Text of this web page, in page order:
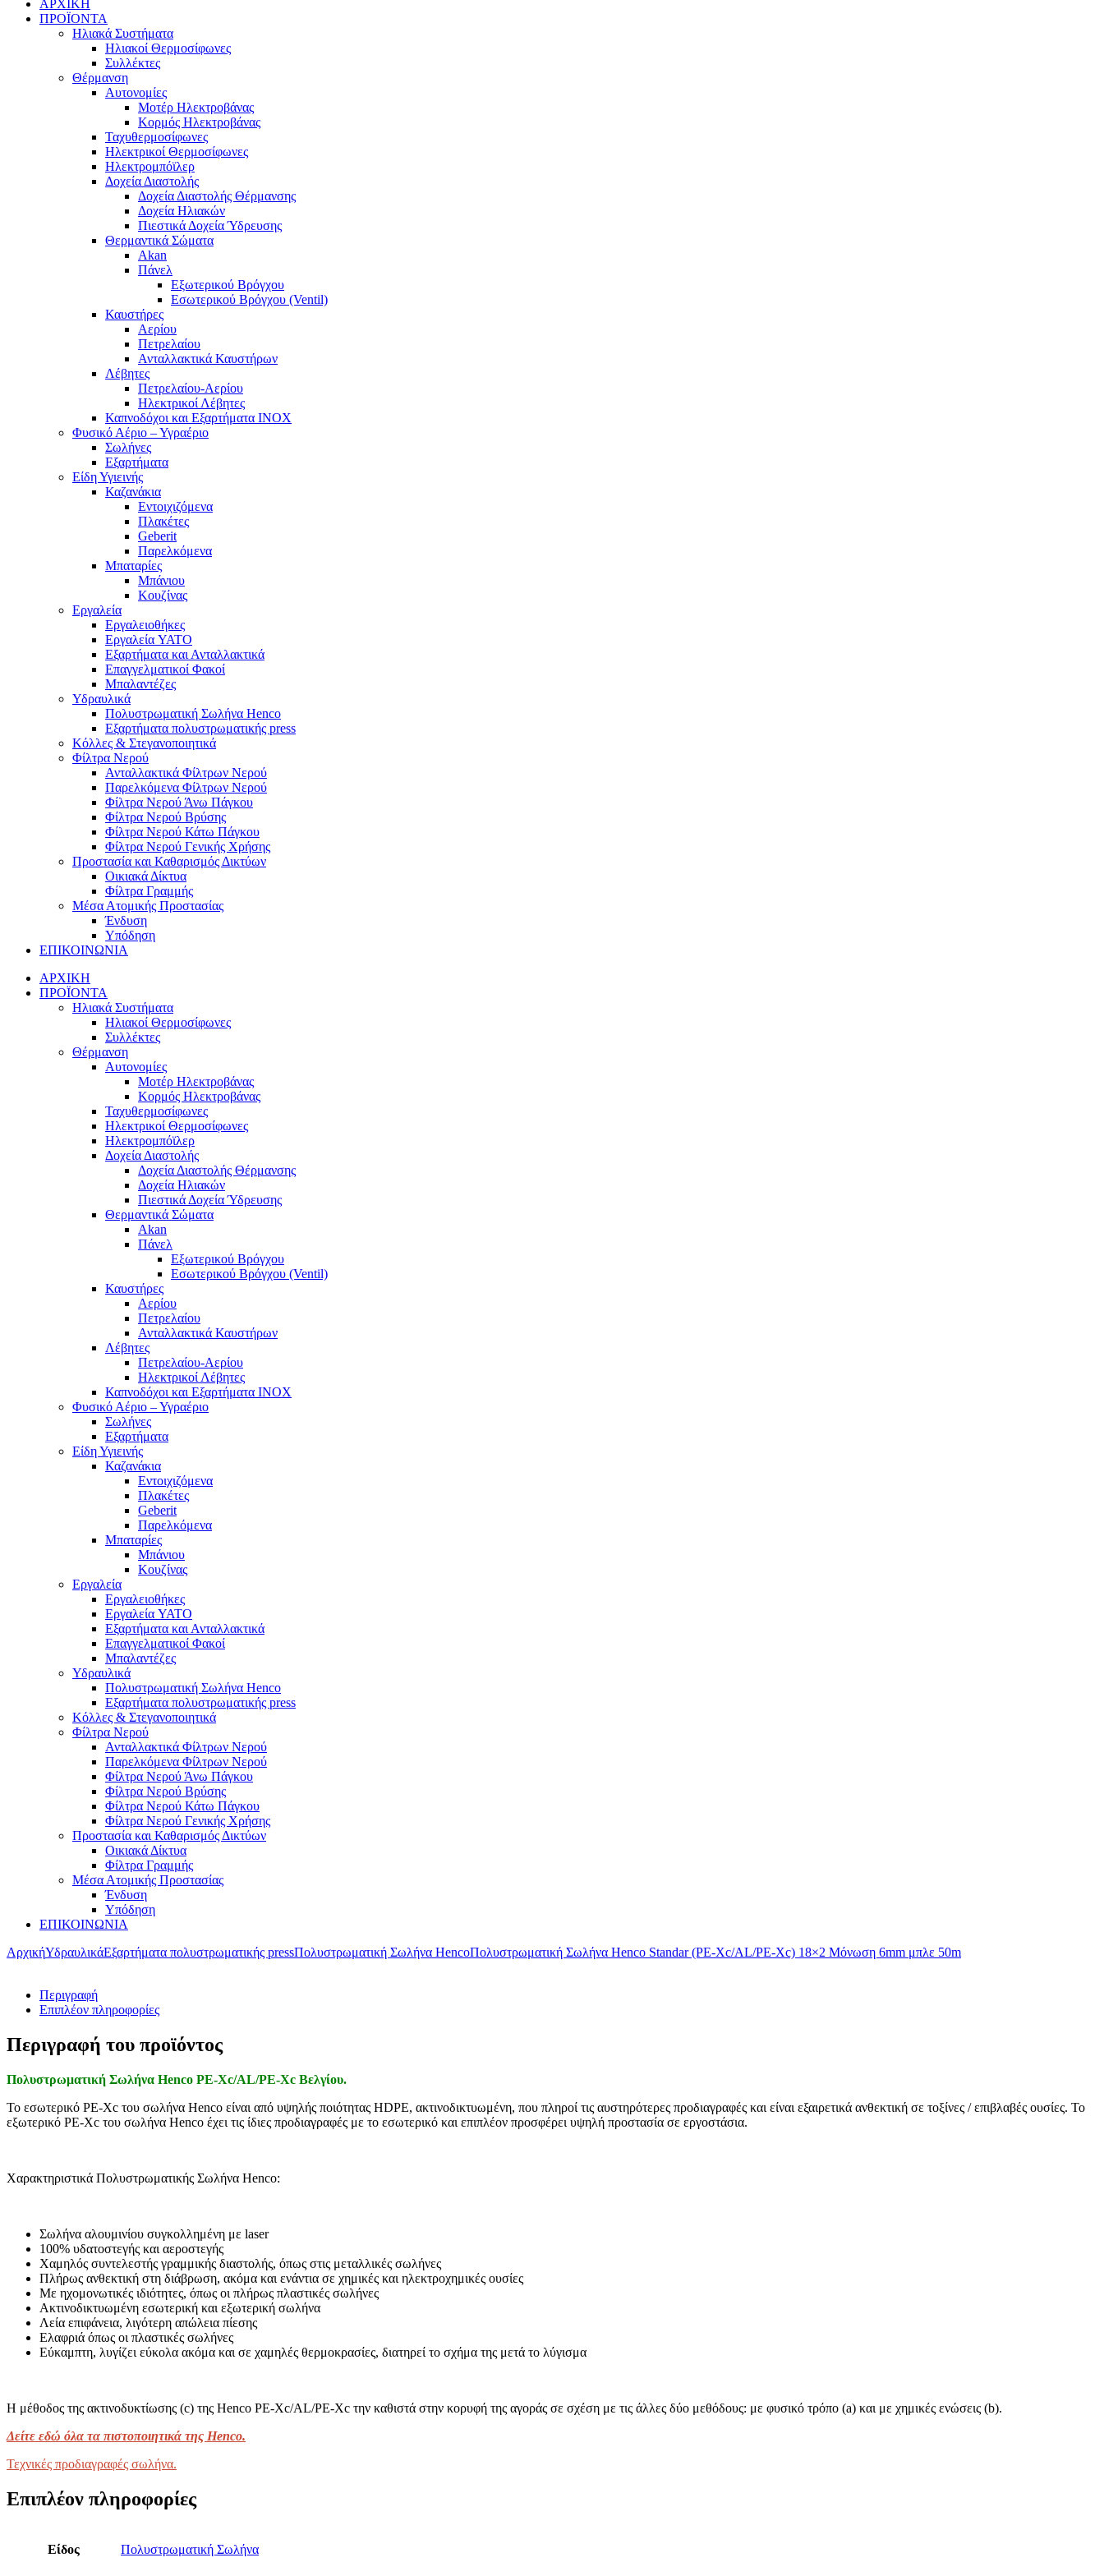
ΑΡΧΙΚΗ
ΠΡΟΪΟΝΤΑ
Ηλιακά Συστήματα
Ηλιακοί Θερμοσίφωνες
Συλλέκτες
Θέρμανση
Αυτονομίες
Μοτέρ Ηλεκτροβάνας
Κορμός Ηλεκτροβάνας
Ταχυθερμοσίφωνες
Ηλεκτρικοί Θερμοσίφωνες
Ηλεκτρομπόϊλερ
Δοχεία Διαστολής
Δοχεία Διαστολής Θέρμανσης
Δοχεία Ηλιακών
Πιεστικά Δοχεία Ύδρευσης
Θερμαντικά Σώματα
Akan
Πάνελ
Εξωτερικού Βρόγχου
Εσωτερικού Βρόγχου (Ventil)
Καυστήρες
Αερίου
Πετρελαίου
Ανταλλακτικά Καυστήρων
Λέβητες
Πετρελαίου-Αερίου
Ηλεκτρικοί Λέβητες
Καπνοδόχοι και Εξαρτήματα ΙΝΟΧ
Φυσικό Αέριο – Υγραέριο
Σωλήνες
Εξαρτήματα
Είδη Υγιεινής
Καζανάκια
Εντοιχιζόμενα
Πλακέτες
Geberit
Παρελκόμενα
Μπαταρίες
Μπάνιου
Κουζίνας
Εργαλεία
Εργαλειοθήκες
Εργαλεία YATO
Εξαρτήματα και Ανταλλακτικά
Επαγγελματικοί Φακοί
Μπαλαντέζες
Υδραυλικά
Πολυστρωματική Σωλήνα Henco
Εξαρτήματα πολυστρωματικής press
Κόλλες & Στεγανοποιητικά
Φίλτρα Νερού
Ανταλλακτικά Φίλτρων Νερού
Παρελκόμενα Φίλτρων Νερού
Φίλτρα Νερού Άνω Πάγκου
Φίλτρα Νερού Βρύσης
Φίλτρα Νερού Κάτω Πάγκου
Φίλτρα Νερού Γενικής Χρήσης
Προστασία και Καθαρισμός Δικτύων
Οικιακά Δίκτυα
Φίλτρα Γραμμής
Μέσα Ατομικής Προστασίας
Ένδυση
Υπόδηση
ΕΠΙΚΟΙΝΩΝΙΑ
ΑΡΧΙΚΗ
ΠΡΟΪΟΝΤΑ
Ηλιακά Συστήματα
Ηλιακοί Θερμοσίφωνες
Συλλέκτες
Θέρμανση
Αυτονομίες
Μοτέρ Ηλεκτροβάνας
Κορμός Ηλεκτροβάνας
Ταχυθερμοσίφωνες
Ηλεκτρικοί Θερμοσίφωνες
Ηλεκτρομπόϊλερ
Δοχεία Διαστολής
Δοχεία Διαστολής Θέρμανσης
Δοχεία Ηλιακών
Πιεστικά Δοχεία Ύδρευσης
Θερμαντικά Σώματα
Akan
Πάνελ
Εξωτερικού Βρόγχου
Εσωτερικού Βρόγχου (Ventil)
Καυστήρες
Αερίου
Πετρελαίου
Ανταλλακτικά Καυστήρων
Λέβητες
Πετρελαίου-Αερίου
Ηλεκτρικοί Λέβητες
Καπνοδόχοι και Εξαρτήματα ΙΝΟΧ
Φυσικό Αέριο – Υγραέριο
Σωλήνες
Εξαρτήματα
Είδη Υγιεινής
Καζανάκια
Εντοιχιζόμενα
Πλακέτες
Geberit
Παρελκόμενα
Μπαταρίες
Μπάνιου
Κουζίνας
Εργαλεία
Εργαλειοθήκες
Εργαλεία YATO
Εξαρτήματα και Ανταλλακτικά
Επαγγελματικοί Φακοί
Μπαλαντέζες
Υδραυλικά
Πολυστρωματική Σωλήνα Henco
Εξαρτήματα πολυστρωματικής press
Κόλλες & Στεγανοποιητικά
Φίλτρα Νερού
Ανταλλακτικά Φίλτρων Νερού
Παρελκόμενα Φίλτρων Νερού
Φίλτρα Νερού Άνω Πάγκου
Φίλτρα Νερού Βρύσης
Φίλτρα Νερού Κάτω Πάγκου
Φίλτρα Νερού Γενικής Χρήσης
Προστασία και Καθαρισμός Δικτύων
Οικιακά Δίκτυα
Φίλτρα Γραμμής
Μέσα Ατομικής Προστασίας
Ένδυση
Υπόδηση
ΕΠΙΚΟΙΝΩΝΙΑ
ΑρχικήΥδραυλικάEξαρτήματα πολυστρωματικής pressΠολυστρωματική Σωλήνα HencoΠολυστρωματική Σωλήνα Henco Standar (PE-Xc/AL/PE-Xc) 18×2 Μόνωση 6mm μπλε 50m
Περιγραφή
Επιπλέον πληροφορίες
Περιγραφή του προϊόντος
Πολυστρωματική Σωλήνα Henco PE-Xc/AL/PE-Xc Βελγίου.
Το εσωτερικό PE-Xc του σωλήνα Henco είναι από υψηλής ποιότητας HDPE, ακτινοδικτυωμένη, που πληροί τις αυστηρότερες προδιαγραφές και είναι εξαιρετικά ανθεκτική σε τοξίνες / επιβλαβές ουσίες. Το
εξωτερικό PE-Xc του σωλήνα Henco έχει τις ίδιες προδιαγραφές με το εσωτερικό και επιπλέον προσφέρει υψηλή προστασία σε εργοστάσια.
Χαρακτηριστικά Πολυστρωματικής Σωλήνα Henco:
Σωλήνα αλουμινίου συγκολλημένη με laser
100% υδατοστεγής και αεροστεγής
Χαμηλός συντελεστής γραμμικής διαστολής, όπως στις μεταλλικές σωλήνες
Πλήρως ανθεκτική στη διάβρωση, ακόμα και ενάντια σε χημικές και ηλεκτροχημικές ουσίες
Με ηχομονωτικές ιδιότητες, όπως οι πλήρως πλαστικές σωλήνες
Ακτινοδικτυωμένη εσωτερική και εξωτερική σωλήνα
Λεία επιφάνεια, λιγότερη απώλεια πίεσης
Ελαφριά όπως οι πλαστικές σωλήνες
Εύκαμπτη, λυγίζει εύκολα ακόμα και σε χαμηλές θερμοκρασίες, διατηρεί το σχήμα της μετά το λύγισμα
Η μέθοδος της ακτινοδυκτίωσης (c) της Henco PE-Xc/AL/PE-Xc την καθιστά στην κορυφή της αγοράς σε σχέση με τις άλλες δύο μεθόδους: με φυσικό τρόπο (a) και με χημικές ενώσεις (b).
Δείτε εδώ όλα τα πιστοποιητικά της Henco.
Τεχνικές προδιαγραφές σωλήνα.
Επιπλέον πληροφορίες
Είδος Πολυστρωματική Σωλήνα